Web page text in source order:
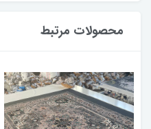
محصولات مرتبط